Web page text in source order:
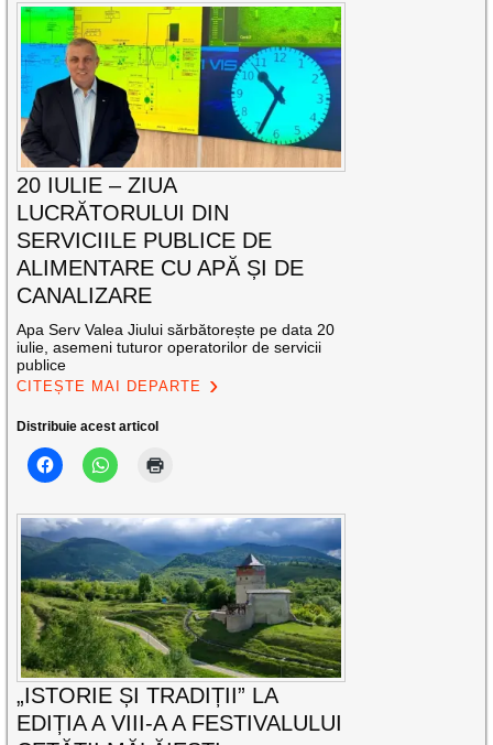
20 IULIE – ZIUA
LUCRĂTORULUI DIN
SERVICIILE PUBLICE DE
ALIMENTARE CU APĂ ȘI DE
CANALIZARE
Apa Serv Valea Jiului sărbătorește pe data 20
iulie, asemeni tuturor operatorilor de servicii
publice
CITEȘTE MAI DEPARTE
Distribuie acest articol
„ISTORIE ȘI TRADIȚII” LA
EDIȚIA A VIII-A A FESTIVALULUI